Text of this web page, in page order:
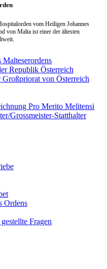
vom Heiligen Johannes
von Malta ist einer der ältesten
Malteserordens
Republik Österreich
Großpriorat von Österreich
Pro Merito Melitensi
Grossmeister-Statthalter
Ordens
Fragen